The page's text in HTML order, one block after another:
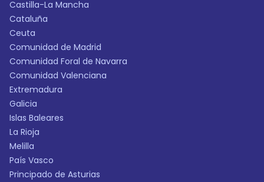
Castilla-La Mancha
Cataluña
Ceuta
Comunidad de Madrid
Comunidad Foral de Navarra
Comunidad Valenciana
Extremadura
Galicia
Islas Baleares
La Rioja
Melilla
País Vasco
Principado de Asturias